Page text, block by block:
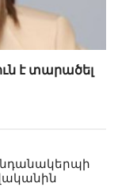
է տարածել